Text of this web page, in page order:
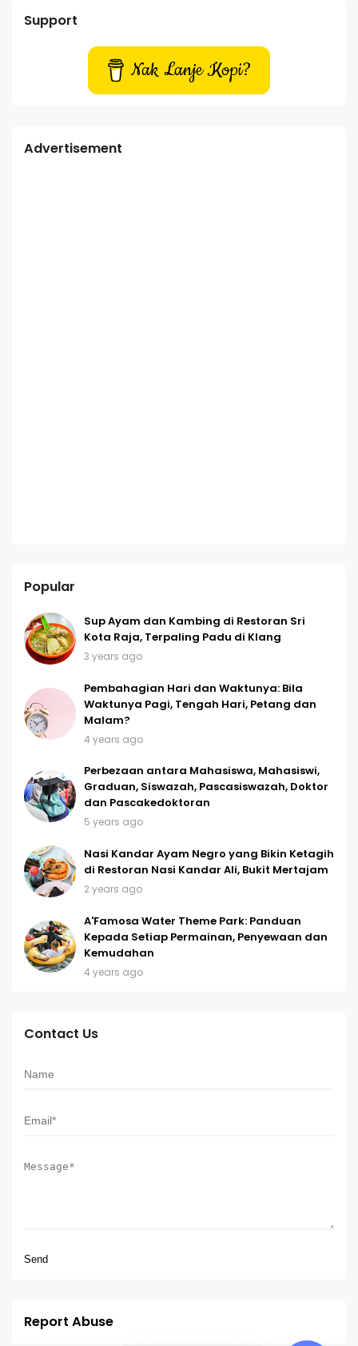
Support
Nak Lanje Kopi?
Advertisement
Popular
Sup Ayam dan Kambing di Restoran Sri
Kota Raja, Terpaling Padu di Klang
3 years ago
Pembahagian Hari dan Waktunya: Bila
Waktunya Pagi, Tengah Hari, Petang dan
Malam?
4 years ago
Perbezaan antara Mahasiswa, Mahasiswi,
Graduan, Siswazah, Pascasiswazah, Doktor
dan Pascakedoktoran
5 years ago
Nasi Kandar Ayam Negro yang Bikin Ketagih
di Restoran Nasi Kandar Ali, Bukit Mertajam
2 years ago
A'Famosa Water Theme Park: Panduan
Kepada Setiap Permainan, Penyewaan dan
Kemudahan
4 years ago
Contact Us
Report Abuse